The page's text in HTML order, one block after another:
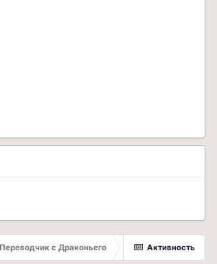
Активность
Переводчик с Драконьего